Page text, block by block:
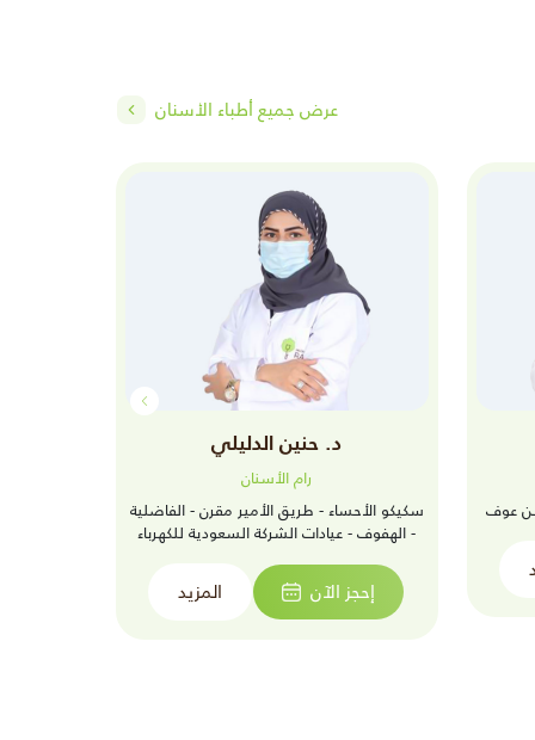
عرض جميع أطباء الأسنان
عوف
د. حنين الدليلي
رام الأسنان
سكيكو الأحساء - طريق الأمير مقرن - الفاضلية
- الهفوف - عيادات الشركة السعودية للكهرباء
إحجز الآن المزيد